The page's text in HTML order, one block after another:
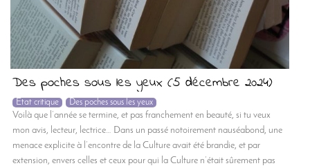
Des poches sous les yeux (5 décembre 2024)
Etat critique Des poches sous les yeux
Voilà que l’année se termine, et pas franchement en beauté, si tu veux
mon avis, lecteur, lectrice… Dans un passé notoirement nauséabond, une
menace explicite à l’encontre de la Culture avait été brandie, et par
extension, envers celles et ceux pour qui la Culture n’était sûrement pas